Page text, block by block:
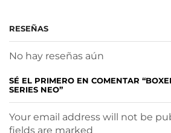
RESEÑAS
No hay reseñas aún
SÉ EL PRIMERO EN COMENTAR
SERIES NEO”
Your email address will not be
fields are marked